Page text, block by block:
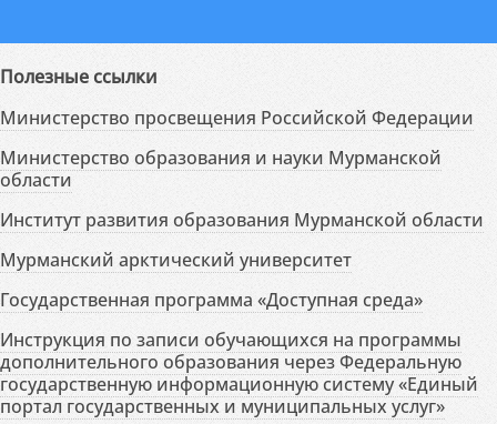
Полезные ссылки
Министерство просвещения Российской Федерации
Министерство образования и науки Мурманской
области
Институт развития образования Мурманской области
Мурманский арктический университет
Государственная программа «Доступная среда»
Инструкция по записи обучающихся на программы
дополнительного образования через Федеральную
государственную информационную систему «Единый
портал государственных и муниципальных услуг»